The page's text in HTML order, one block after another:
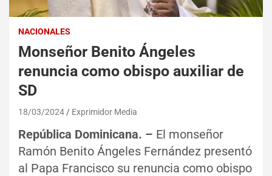
NACIONALES
Monseñor Benito Ángeles
renuncia como obispo auxiliar de
SD
18/03/2024 Exprimidor Media
República Dominicana. – El monseñor
Ramón Benito Ángeles Fernández presentó
al Papa Francisco su renuncia como obispo